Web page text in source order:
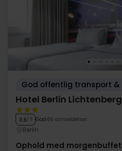
Hotel Berlin Lichtenberg
3.6/ 5 God 86 anmeldelser
Berlin
Ophold med morgenbuffet